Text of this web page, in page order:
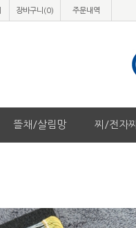
장바구니(0) 주문내역
뜰채/살림망 찌/전자찌